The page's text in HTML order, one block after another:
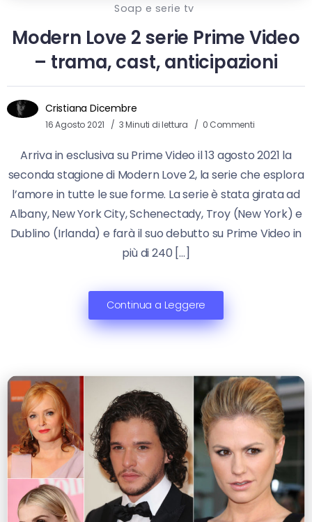
Soap e serie tv
Modern Love 2 serie Prime Video
– trama, cast, anticipazioni
Cristiana Dicembre
16 Agosto 2021 3 Minuti di lettura 0 Commenti
Arriva in esclusiva su Prime Video il 13 agosto 2021 la
seconda stagione di Modern Love 2, la serie che esplora
l’amore in tutte le sue forme. La serie è stata girata ad
Albany, New York City, Schenectady, Troy (New York) e
Dublino (Irlanda) e farà il suo debutto su Prime Video in
più di 240 […]
Continua a Leggere